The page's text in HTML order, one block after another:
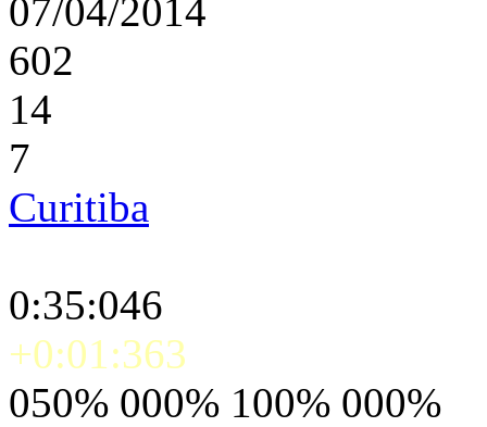
07/04/2014
602
14
7
Curitiba
0:35:046
+0:01:363
050% 000% 100% 000%